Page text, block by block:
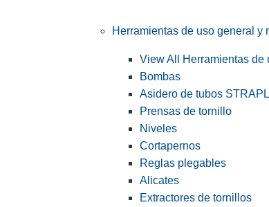
Herramientas de uso general y
View All Herramientas de
Bombas
Asidero de tubos
Prensas de tornillo
Niveles
Cortapernos
Reglas plegables
Alicates
Extractores de tornillos